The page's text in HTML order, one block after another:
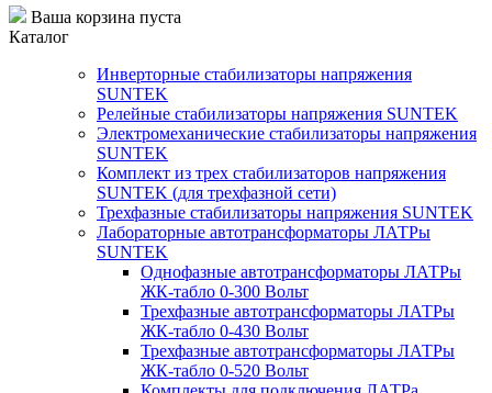
Ваша корзина пуста
Каталог
Инверторные стабилизаторы напряжения
SUNTEK
Релейные стабилизаторы напряжения SUNTEK
Электромеханические стабилизаторы напряжения
SUNTEK
Комплект из трех стабилизаторов напряжения
SUNTEK (для трехфазной сети)
Трехфазные стабилизаторы напряжения SUNTEK
Лабораторные автотрансформаторы ЛАТРы
SUNTEK
Однофазные автотрансформаторы ЛАТРы
ЖК-табло 0-300 Вольт
Трехфазные автотрансформаторы ЛАТРы
ЖК-табло 0-430 Вольт
Трехфазные автотрансформаторы ЛАТРы
ЖК-табло 0-520 Вольт